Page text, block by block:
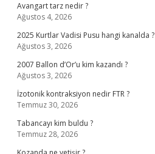
Avangart tarz nedir ?
Ağustos 4, 2026
2025 Kurtlar Vadisi Pusu hangi kanalda ?
Ağustos 3, 2026
2007 Ballon d’Or’u kim kazandı ?
Ağustos 3, 2026
İzotonik kontraksiyon nedir FTR ?
Temmuz 30, 2026
Tabancayı kim buldu ?
Temmuz 28, 2026